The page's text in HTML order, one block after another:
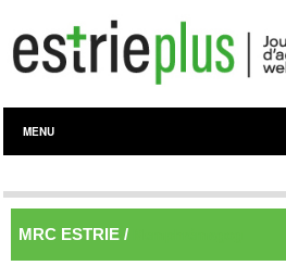
MENU
MRC ESTRIE /